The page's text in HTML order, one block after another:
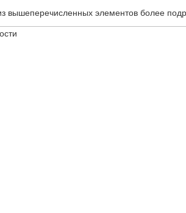
вышеперечисленных элементов более